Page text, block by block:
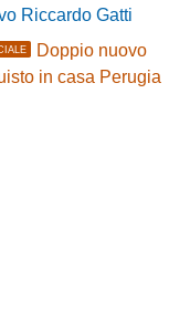
Riccardo Gatti
Doppio nuovo
in casa Perugia